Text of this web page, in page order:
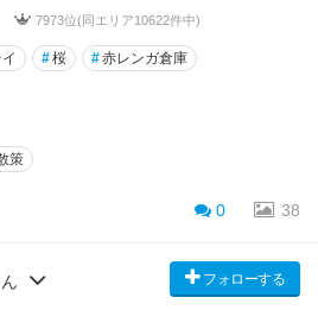
7973位(同エリア10622件中)
#桜 #赤レンガ倉庫
策
0 38
フォローする